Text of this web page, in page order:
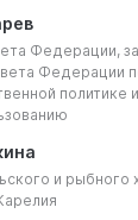
практик
Федерации,
Федерации
политике и
и рыбного